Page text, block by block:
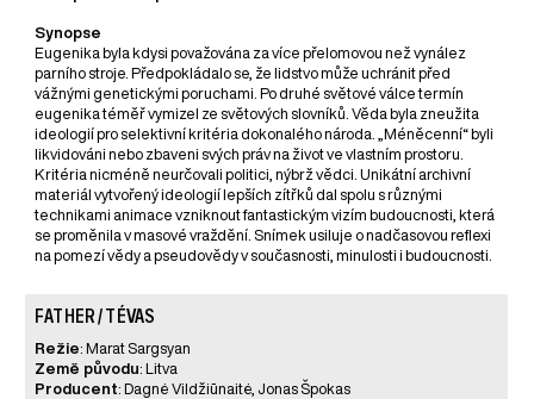
Synopse
Eugenika byla kdysi považována za více přelomovou než vynález
parního stroje. Předpokládalo se, že lidstvo může uchránit před
vážnými genetickými poruchami. Po druhé světové válce termín
eugenika téměř vymizel ze světových slovníků. Věda byla zneužita
ideologií pro selektivní kritéria dokonalého národa. „Méněcenní“ byli
likvidováni nebo zbaveni svých práv na život ve vlastním prostoru.
Kritéria nicméně neurčovali politici, nýbrž vědci. Unikátní archivní
materiál vytvořený ideologií lepších zítřků dal spolu s různými
technikami animace vzniknout fantastickým vizím budoucnosti, která
se proměnila v masové vraždění. Snímek usiluje o nadčasovou reflexi
na pomezí vědy a pseudovědy v současnosti, minulosti i budoucnosti.
FATHER / TÉVAS
Režie: Marat Sargsyan
Země původu: Litva
Producent: Dagnė Vildžiūnaitė, Jonas Špokas